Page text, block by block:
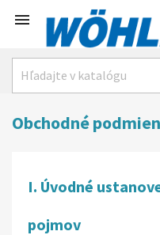

Obchodné
I. Úvodné
pojmov